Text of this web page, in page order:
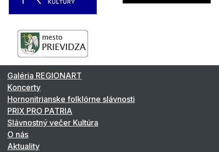
Galéria REGIONART
Koncerty
Hornonitrianske folklórne slávnosti
PRIX PRO PATRIA
Slávnostný večer Kultúra
O nás
Aktuality